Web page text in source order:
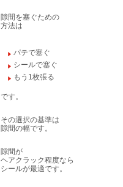
隙間を塞ぐための
方法は
パテで塞ぐ
シールで塞ぐ
もう1枚張る
です。
その選択の基準は
隙間の幅です。
隙間が
ヘアクラック程度なら
シールが最適です。